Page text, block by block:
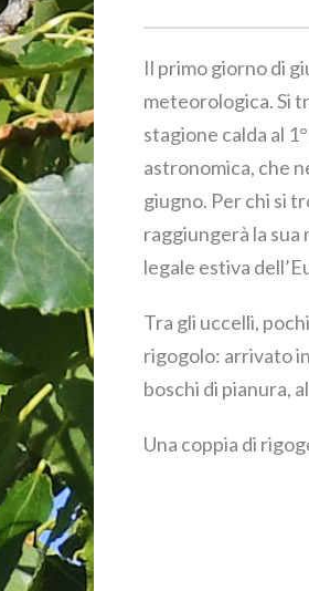
Il primo giorno di
meteorologica. Si
stagione calda al
astronomica, che
giugno. Per chi si
raggiungerà la sua
legale estiva
Tra gli uccelli,
rigogolo: arrivato
boschi di pianura,
Una coppia di